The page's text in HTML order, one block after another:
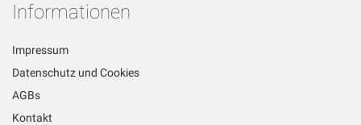
Informationen
Impressum
Datenschutz und Cookies
AGBs
Kontakt